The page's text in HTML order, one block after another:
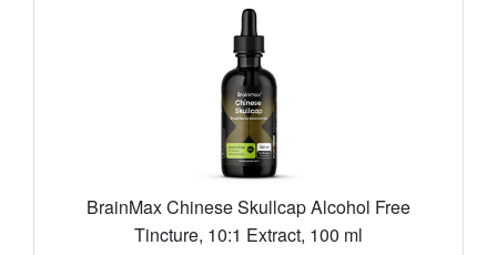
BrainMax Chinese Skullcap Alcohol Free
Tincture, 10:1 Extract, 100 ml